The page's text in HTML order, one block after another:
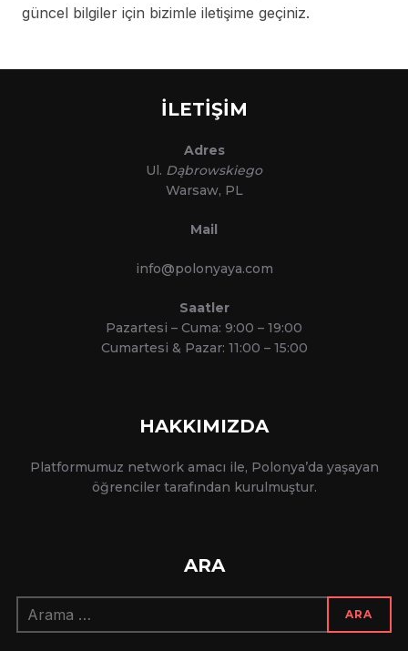
güncel bilgiler için bizimle iletişime geçiniz.
İLETİŞİM
Adres
Ul. Dąbrowskiego
Warsaw, PL
Mail
info@polonyaya.com
Saatler
Pazartesi – Cuma: 9:00 – 19:00
Cumartesi & Pazar: 11:00 – 15:00
HAKKIMIZDA
Platformumuz network amacı ile, Polonya’da yaşayan
öğrenciler tarafından kurulmuştur.
ARA
Arama:
ARA